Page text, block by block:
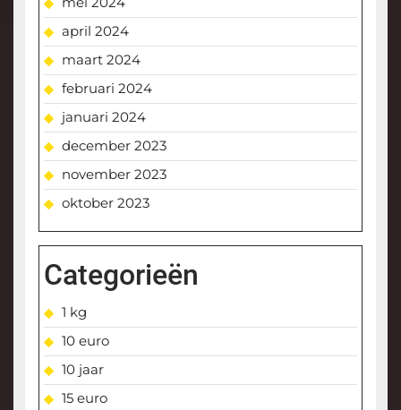
april 2024
maart 2024
februari 2024
januari 2024
december 2023
november 2023
oktober 2023
Categorieën
1 kg
10 euro
10 jaar
15 euro